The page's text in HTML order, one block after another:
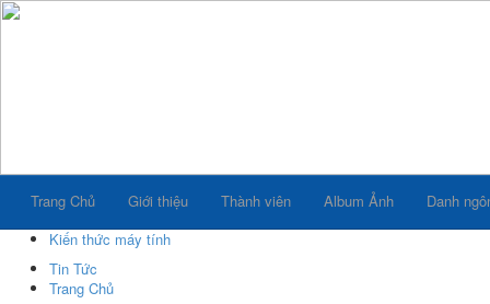
Trang Chủ Giới thiệu Thành viên Album Ảnh
Danh
Kiến thức máy tính
Tin Tức
Trang Chủ